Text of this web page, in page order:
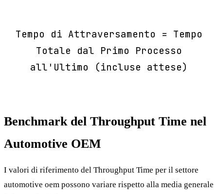
Tempo di Attraversamento = Tempo
Totale dal Primo Processo
all'Ultimo (incluse attese)
Benchmark del Throughput Time nel
Automotive OEM
I valori di riferimento del Throughput Time per il settore
automotive oem possono variare rispetto alla media generale